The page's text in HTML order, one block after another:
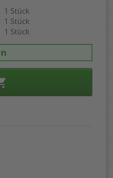
1 Stück
1 Stück
1 Stück